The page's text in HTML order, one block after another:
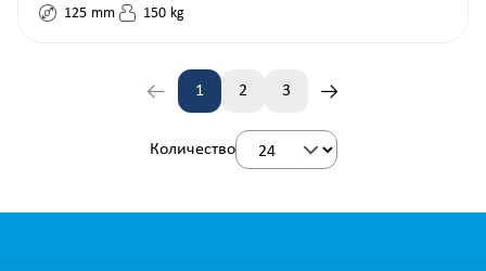
125 mm 150 kg
Страница
1 2
Страница
3
Количество